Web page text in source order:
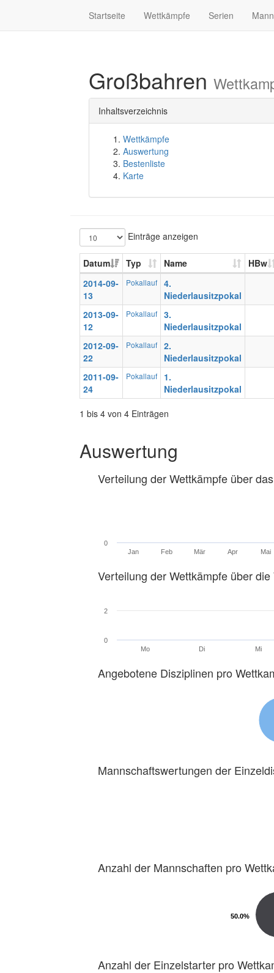
Startseite Wettkämpfe Serien
Großbahren
Inhaltsverzeichnis
Wettkämpfe
Auswertung
Bestenliste
Karte
Einträge anzeigen
Datum Typ Name
HBw
2014-09-
13
Pokallauf
4.
Niederlausitzpokal
2013-09-
12
Pokallauf
3.
Niederlausitzpokal
2012-09-
22
Pokallauf
2.
Niederlausitzpokal
2011-09-
24
Pokallauf
1.
Niederlausitzpokal
1 bis 4 von 4 Einträgen
Auswertung
Verteilung der Wettkämpfe über
Jan Feb Mär Apr Mai
0
Verteilung der Wettkämpfe über die
Mo Di Mi
0
2
Angebotene Disziplinen pro
Mannschaftswertungen der
Anzahl der Mannschaften pro
50.0%
50.0%
Anzahl der Einzelstarter pro